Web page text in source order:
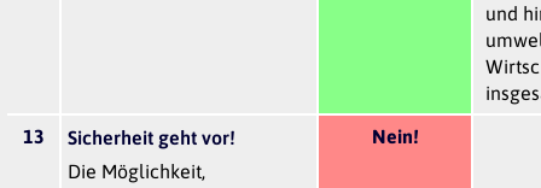
und
13
Sicherheit geht vor!
Die Möglichkeit,
Nein!